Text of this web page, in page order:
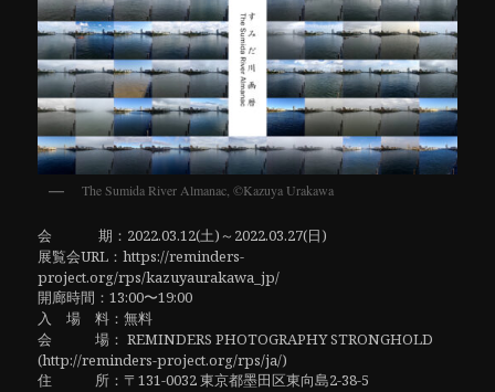
The Sumida River Almanac, ©︎Kazuya Urakawa
会 期：2022.03.12(土)～2022.03.27(日)
展覧会URL：https://reminders-
project.org/rps/kazuyaurakawa_jp/
開廊時間：13:00〜19:00
入 場 料：無料
会 場： REMINDERS PHOTOGRAPHY STRONGHOLD
(http://reminders-project.org/rps/ja/)
住 所：〒131-0032 東京都墨田区東向島2-38-5